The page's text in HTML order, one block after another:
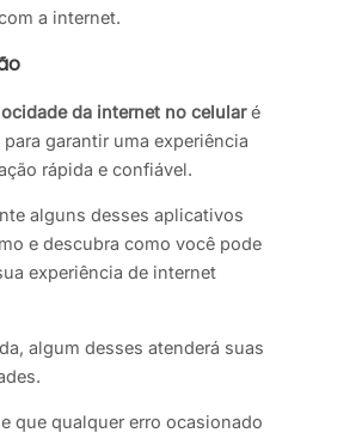
a internet.
da internet no celularé
garantir uma experiência
rápida e confiável.
alguns desses aplicativos
e descubra como você pode
experiência de internet
algum desses atenderá suas
que qualquer erro ocasionado